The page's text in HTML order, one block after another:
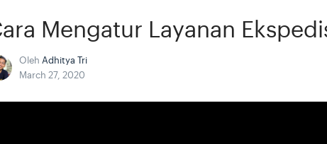
Mengatur Layanan
Oleh Adhitya Tri
March 27, 2020